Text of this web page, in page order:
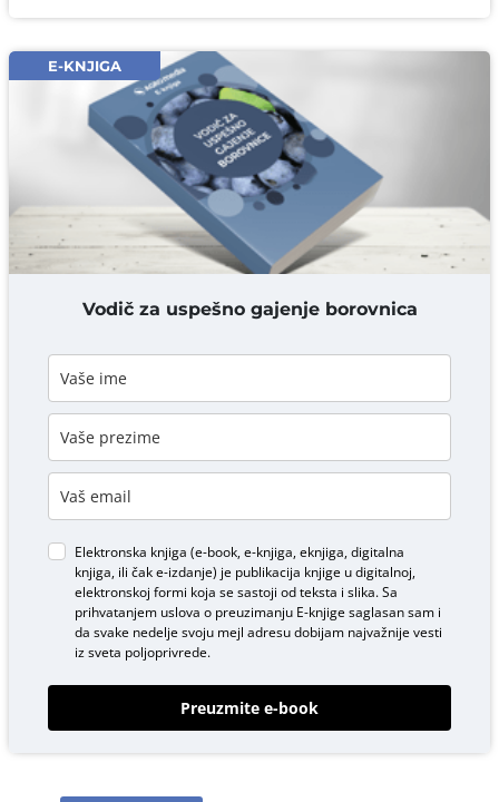
Email* obavezno
Komentar* obavezno
DODAJ KOMENTAR
E-KNJIGA
Vodič za uspešno gajenje borovnica
Elektronska knjiga (e-book, e-knjiga, eknjiga, digitalna
knjiga, ili čak e-izdanje) je publikacija knjige u digitalnoj,
elektronskoj formi koja se sastoji od teksta i slika. Sa
prihvatanjem uslova o preuzimanju E-knjigesaglasan sam i
da svake nedelje svoju mejl adresu dobijam najvažnije vesti
iz sveta poljoprivrede.
Preuzmite e-book